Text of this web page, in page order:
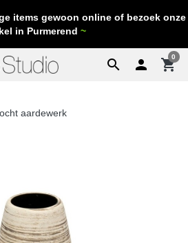
items gewoon online of bezoek onze
in Purmerend ~
search  shopping_cart
0
aardewerk